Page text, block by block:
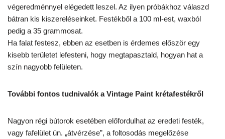
végeredménnyel elégedett leszel. Az ilyen próbákhoz válaszd
bátran kis kiszereléseinket. Festékből a 100 ml-est, waxból
pedig a 35 grammosat.
Ha falat festesz, ebben az esetben is érdemes először egy
kisebb területet lefesteni, hogy megtapasztald, hogyan hat a
szín nagyobb felületen.
További fontos tudnivalók a Vintage Paint krétafestékről
Nagyon régi bútorok esetében előfordulhat az eredeti festék,
vagy fafelület ún. „átvérzése”, a foltosodás megelőzése